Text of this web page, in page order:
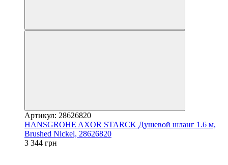
Артикул: 28626820
HANSGROHE AXOR STARCK Душевой шланг 1.6 м,
Brushed Nickel, 28626820
3 344 грн